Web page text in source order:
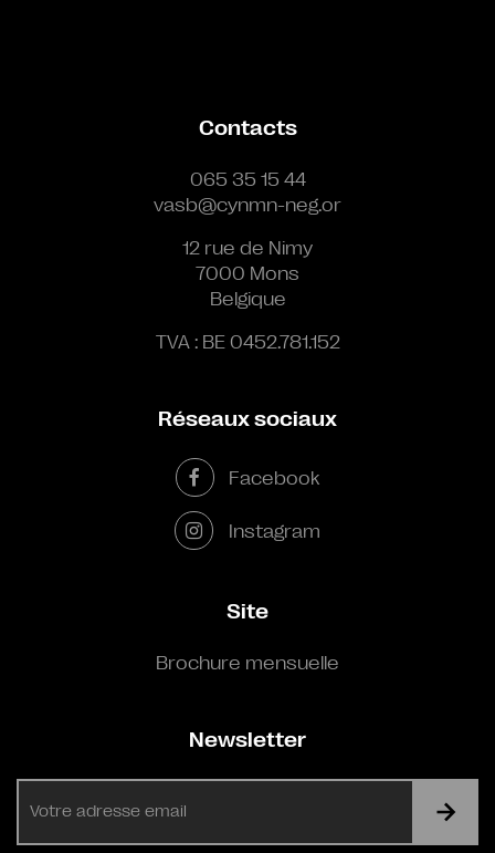
Contacts
065 35 15 44
vasb@cynmn-neg.or
12 rue de Nimy
7000 Mons
Belgique
TVA : BE 0452.781.152
Réseaux sociaux
Facebook
Instagram
Site
Brochure mensuelle
Newsletter